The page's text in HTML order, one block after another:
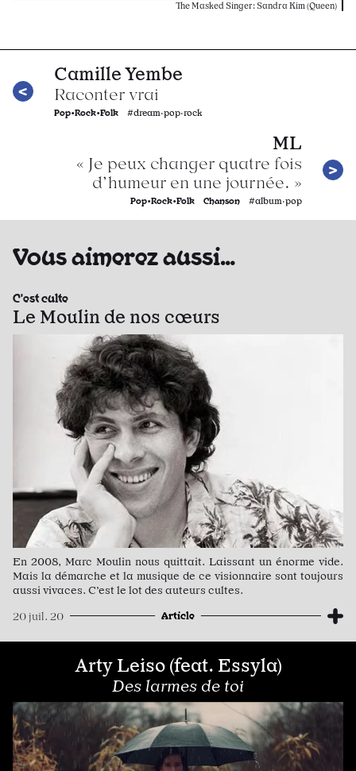
The Masked Singer: Sandra Kim (Queen)
Camille Yembe
Raconter vrai
Pop•Rock•Folk #dream·pop·rock
ML
« Je peux changer quatre fois
d’humeur en une journée. »
Pop•Rock•Folk Chanson #album·pop
Vous aimerez aussi…
C'est culte
Le Moulin de nos cœurs
En 2008, Marc Moulin nous quittait. Laissant un énorme vide.
Mais la démarche et la musique de ce visionnaire sont toujours
aussi vivaces. C’est le lot des auteurs cultes.
20 juil. 20 Article
Arty Leiso (feat. Essyla)
Des larmes de toi